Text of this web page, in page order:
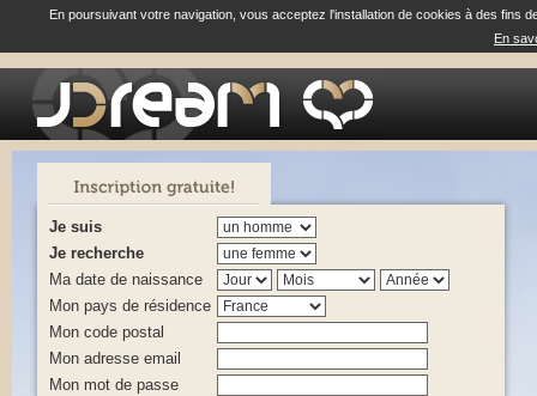
En poursuivant votre navigation, vous acceptez l'installation de cookies à des
En
Je suis
Je recherche
Ma date de naissance
Mon pays de résidence
Mon code postal
Mon adresse email
Mon mot de passe